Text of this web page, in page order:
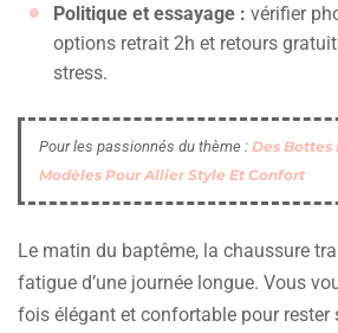
Politique et essayage : vérifier
options retrait 2h et retours
stress.
Pour les passionnés du thème : Des Bottes
Modèles Pour Allier Style Et Confort
Le matin du baptême, la chaussure
fatigue d’une journée longue. Vous
fois élégant et confortable pour rester